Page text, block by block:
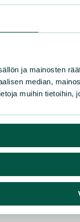
ja mainosten
median,
muihin tietoihin,